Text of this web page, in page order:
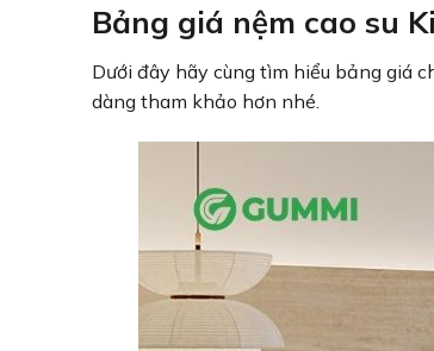
Bảng giá nệm cao su
Dưới đây hãy cùng tìm hiểu bảng giá
dàng tham khảo hơn nhé.